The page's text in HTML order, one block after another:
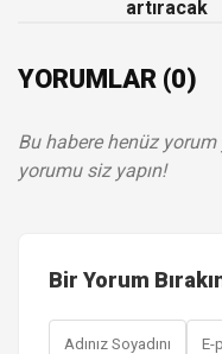
artıracak
YORUMLAR (0)
Bu habere henüz yorum
yorumu siz yapın!
Bir Yorum